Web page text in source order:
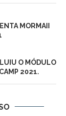
MORMAII
O MÓDULO
2021.